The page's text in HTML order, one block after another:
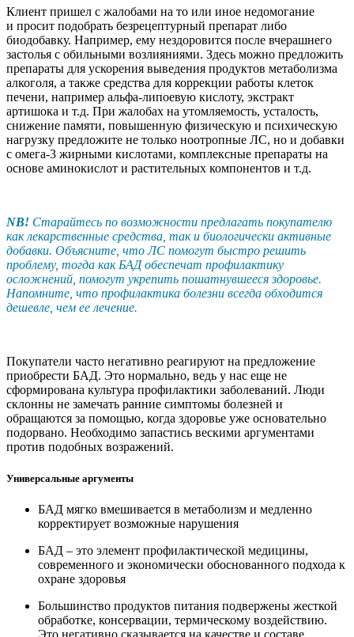
Клиент пришел с жалобами на то или иное недомогание
и просит подобрать безрецептурный препарат либо
биодобавку. Например, ему нездоровится после вчерашнего
застолья с обильными возлияниями. Здесь можно предложить
препараты для ускорения выведения продуктов метаболизма
алкоголя, а также средства для коррекции работы клеток
печени, например альфа-липоевую кислоту, экстракт
артишока и т.д. При жалобах на утомляемость, усталость,
снижение памяти, повышенную физическую и психическую
нагрузку предложите не только ноотропные ЛС, но и добавки
с омега-3 жирными кислотами, комплексные препараты на
основе аминокислот и растительных компонентов и т.д.
NB! Старайтесь по возможности предлагать покупателю
как лекарственные средства, так и биологически активные
добавки. Объясните, что ЛС помогут быстро решить
проблему, тогда как БАД обеспечат профилактику
осложнений, помогут укрепить пошатнувшееся здоровье.
Напомните, что профилактика болезни всегда обходится
дешевле, чем ее лечение.
Покупатели часто негативно реагируют на предложение
приобрести БАД. Это нормально, ведь у нас еще не
сформирована культура профилактики заболеваний. Люди
склонны не замечать ранние симп­томы болезней и
обращаются за помощью, когда здоровье уже основательно
подорвано. Необходимо запастись вескими аргументами
против подобных возражений.
Универсальные аргументы
БАД мягко вмешивается в метаболизм и медленно
корректирует возможные нарушения
БАД – это элемент профилактической медицины,
современного и экономически обоснованного подхода к
охране здоровья
Большинство продуктов питания подвержены жесткой
обработке, консервации, термическому воздействию.
Это негативно сказывается на качестве и составе